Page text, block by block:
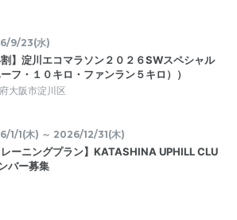
9/23(水)
割】淀川エコマラソン２０２６SWスペシャル
ーフ・１０キロ・ファンラン５キロ））
大阪市淀川区
1/1(木) ～ 2026/12/31(木)
レーニングプラン】KATASHINA UPHILL CLU
バー募集